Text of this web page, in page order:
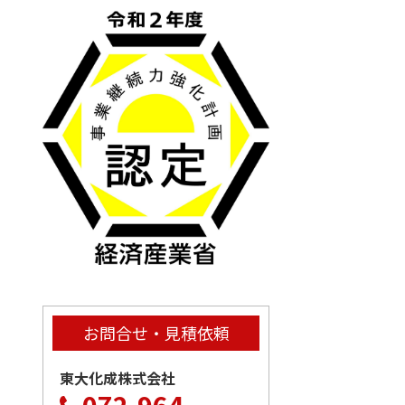
お問合せ・見積依頼
東大化成株式会社